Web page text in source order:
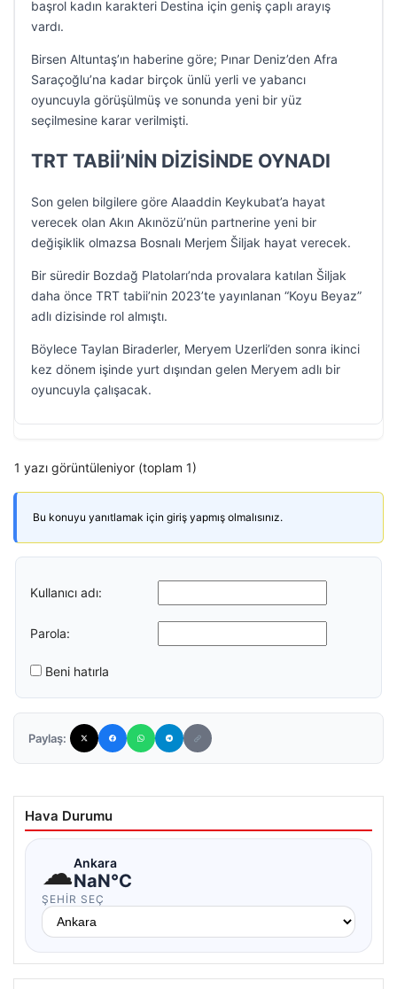
başrol kadın karakteri Destina için geniş çaplı arayış
vardı.
Birsen Altuntaş’ın haberine göre; Pınar Deniz’den Afra
Saraçoğlu’na kadar birçok ünlü yerli ve yabancı
oyuncuyla görüşülmüş ve sonunda yeni bir yüz
seçilmesine karar verilmişti.
TRT TABİİ’NİN DİZİSİNDE OYNADI
Son gelen bilgilere göre Alaaddin Keykubat’a hayat
verecek olan Akın Akınözü’nün partnerine yeni bir
değişiklik olmazsa Bosnalı Merjem Šiljak hayat verecek.
Bir süredir Bozdağ Platoları’nda provalara katılan Šiljak
daha önce TRT tabii’nin 2023’te yayınlanan “Koyu Beyaz”
adlı dizisinde rol almıştı.
Böylece Taylan Biraderler, Meryem Uzerli’den sonra ikinci
kez dönem işinde yurt dışından gelen Meryem adlı bir
oyuncuyla çalışacak.
1 yazı görüntüleniyor (toplam 1)
Bu konuyu yanıtlamak için giriş yapmış olmalısınız.
Kullanıcı adı:
Parola:
Beni hatırla
Paylaş:
Hava Durumu
☁Ankara
NaN°C
ŞEHIR SEÇ